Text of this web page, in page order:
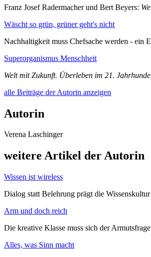
Franz Josef Radermacher und Bert Beyers:
Wäscht so grün, grüner geht's nicht
Nachhaltigkeit muss Chefsache werden - ein
Superorganismus Menschheit
Welt mit Zukunft. Überleben im 21.
alle Beiträge der Autorin anzeigen
Autorin
Verena Laschinger
weitere Artikel der Autorin
Wissen ist wireless
Dialog statt Belehrung prägt die
Arm und doch reich
Die kreative Klasse muss sich der
Alles, was Sinn macht